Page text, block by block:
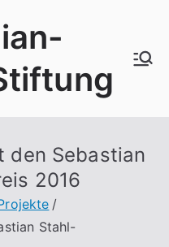
den Sebastian
2016
Stahl-